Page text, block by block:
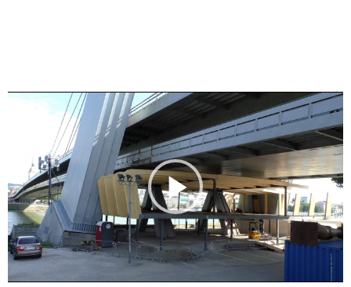
Play
Video